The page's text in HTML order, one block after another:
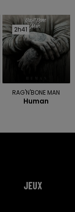
2h41
2h41
RAG'N'BONE MAN
Human
JEUX